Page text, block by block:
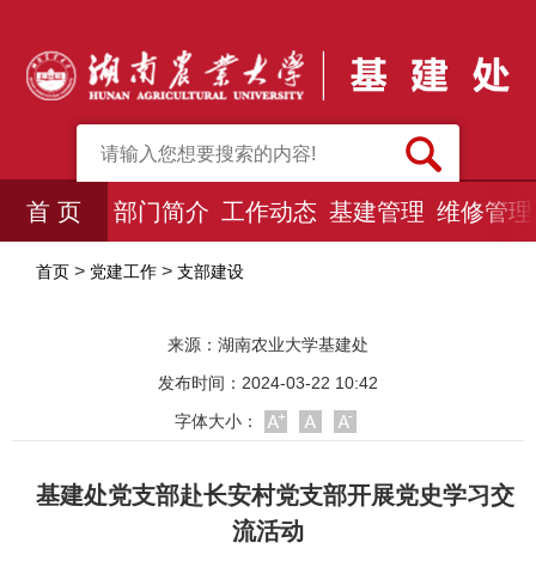
首 页 部门简介 工作动态 基建管理 维修管理
首页 > 党建工作 > 支部建设
来源： 湖南农业大学基建处
发布时间：2024-03-22 10:42
字体大小：
基建处党支部赴长安村党支部开展党史学习交
流活动